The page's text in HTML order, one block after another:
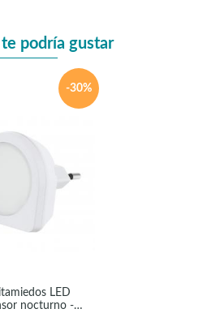
te podría gustar
-30%
LED
nocturno -